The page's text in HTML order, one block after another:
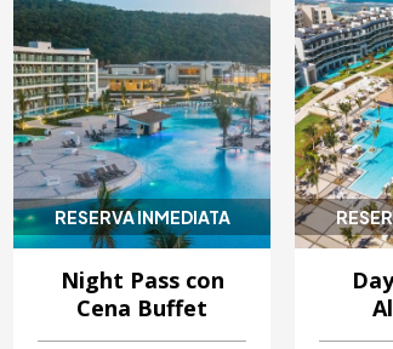
RESERVA INMEDIATA
Night Pass con
Cena Buffet